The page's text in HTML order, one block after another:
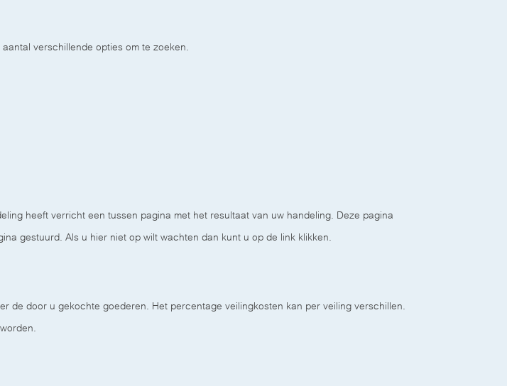
verschillende opties om te zoeken.
heeft verricht een tussen pagina met het resultaat van uw handeling. Deze pagina
gestuurd. Als u hier niet op wilt wachten dan kunt u op de link klikken.
de door u gekochte goederen. Het percentage veilingkosten kan per veiling verschillen.